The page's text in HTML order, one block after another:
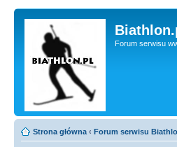
Forum serwisu
Strona główna ‹ Forum serwisu